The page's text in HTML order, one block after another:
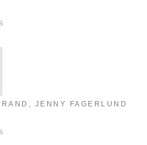
JENNY FAGERLUND